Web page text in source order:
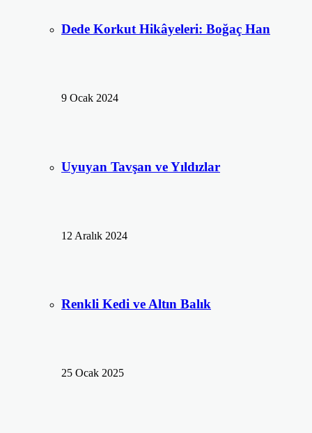
Dede Korkut Hikâyeleri: Boğaç Han
9 Ocak 2024
Uyuyan Tavşan ve Yıldızlar
12 Aralık 2024
Renkli Kedi ve Altın Balık
25 Ocak 2025